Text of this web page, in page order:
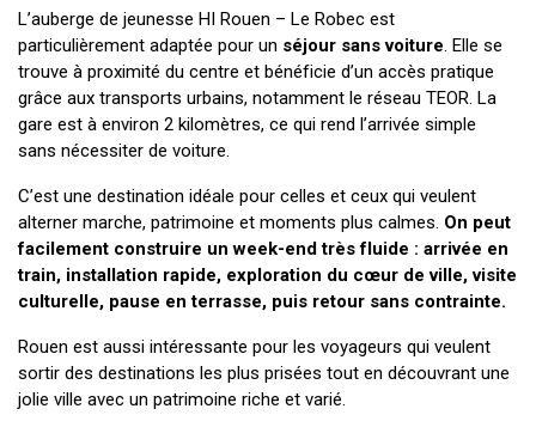
L’auberge de jeunesse HI Rouen – Le Robec est
particulièrement adaptée pour un séjour sans voiture. Elle se
trouve à proximité du centre et bénéficie d’un accès pratique
grâce aux transports urbains, notamment le réseau TEOR. La
gare est à environ 2 kilomètres, ce qui rend l’arrivée simple
sans nécessiter de voiture.
C’est une destination idéale pour celles et ceux qui veulent
alterner marche, patrimoine et moments plus calmes. On peut
facilement construire un week-end très fluide : arrivée en
train, installation rapide, exploration du cœur de ville, visite
culturelle, pause en terrasse, puis retour sans contrainte.
Rouen est aussi intéressante pour les voyageurs qui veulent
sortir des destinations les plus prisées tout en découvrant une
jolie ville avec un patrimoine riche et varié.